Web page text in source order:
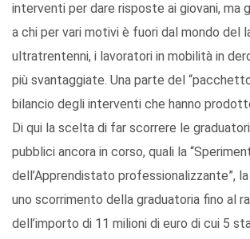
interventi per dare risposte ai giovani, ma
a chi per vari motivi è fuori dal mondo del
ultratrentenni, i lavoratori in mobilità in
più svantaggiate. Una parte del
bilancio degli interventi che hanno
Di qui la scelta di far scorrere le
pubblici ancora in corso, quali la
dell’Apprendistato professionalizzante”,
uno scorrimento della graduatoria fino al
dell’importo di 11 milioni di euro di cui 5